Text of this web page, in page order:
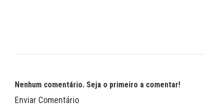
Nenhum comentário. Seja o primeiro a comentar!
Enviar Comentário